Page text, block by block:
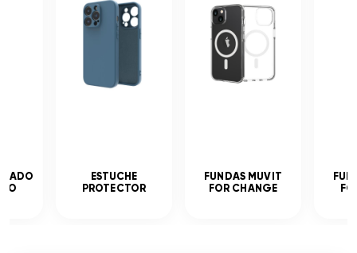
ESTUCHE
PROTECTOR
FUNDAS MUVIT
FOR CHANGE